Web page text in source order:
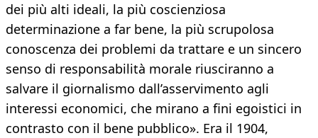
dei più alti ideali, la più coscienziosa
determinazione a far bene, la più scrupolosa
conoscenza dei problemi da trattare e un sincero
senso di responsabilità morale riusciranno a
salvare il giornalismo dall’asservimento agli
interessi economici, che mirano a fini egoistici in
contrasto con il bene pubblico». Era il 1904,